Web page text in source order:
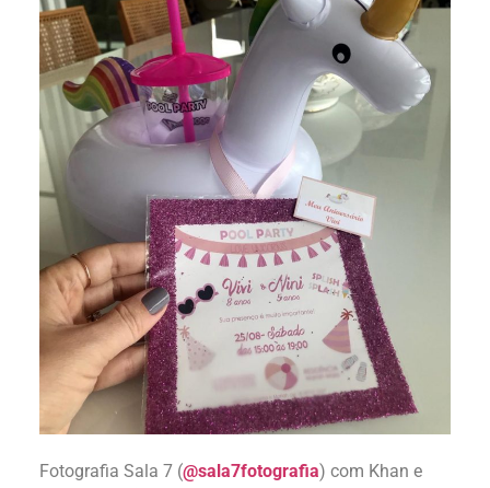
Fotografia Sala 7 (@sala7fotografia) com Khan e